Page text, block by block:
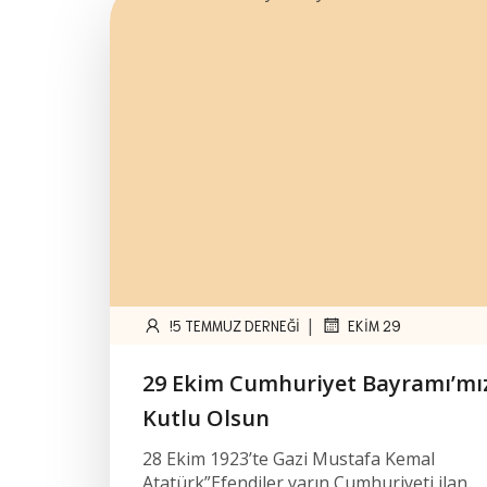
!5 TEMMUZ DERNEĞI | EKIM 29
29 Ekim Cumhuriyet
Kutlu Olsun
28 Ekim 1923’te Gazi Mustafa Kemal
Atatürk”Efendiler yarın Cumhuriyeti ilan